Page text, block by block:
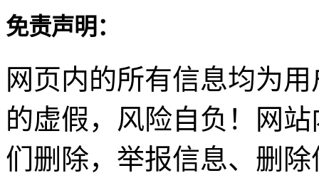
免责声明：
网页内的所有信息均为
的虚假，风险自负！网
们删除，举报信息、删